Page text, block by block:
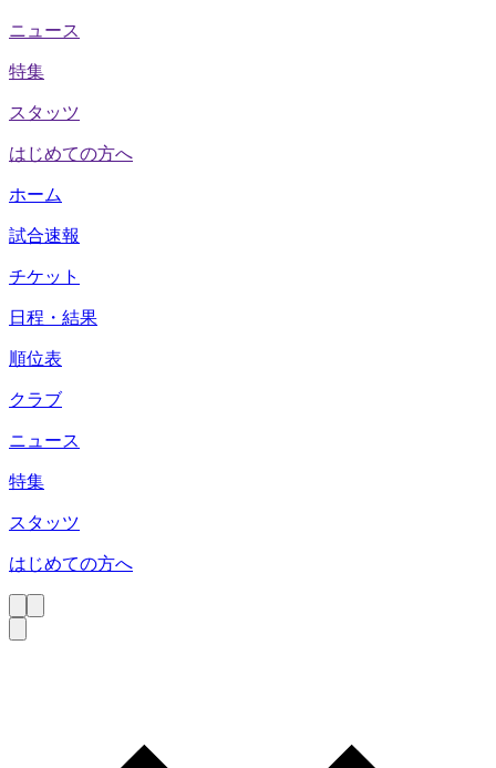
ニュース
特集
スタッツ
はじめての方へ
ホーム
試合速報
チケット
日程・結果
順位表
クラブ
ニュース
特集
スタッツ
はじめての方へ